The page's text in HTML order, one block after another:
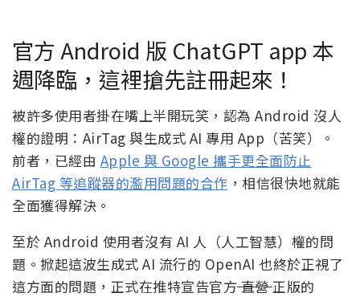
官方 Android 版 ChatGPT app 本
週降臨，這裡搶先註冊起來！
被許多使用者掛在嘴上半開玩笑，認為 Android 沒人
權的證明：AirTag 與生成式 AI 專用 App（苦笑）。
前者，已經由 Apple 與 Google 攜手更全面防止
AirTag 等追蹤器的濫用問題的合作 ，相信很快地就能
全面獲得解決。
至於 Android 使用者沒有 AI 人（人工智慧）權的問
題。掀起這波生成式 AI 流行的 OpenAI 也終於正視了
這方面的問題，正式在推特宣告官方直營正版的